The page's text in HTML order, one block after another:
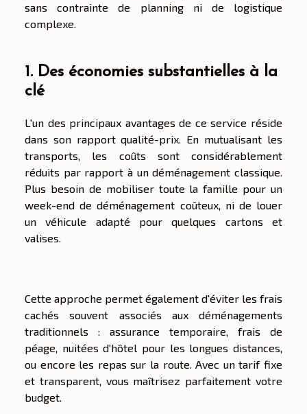
sans contrainte de planning ni de logistique
complexe.
1. Des économies substantielles à la
clé
L'un des principaux avantages de ce service réside
dans son rapport qualité-prix. En mutualisant les
transports, les coûts sont considérablement
réduits par rapport à un déménagement classique.
Plus besoin de mobiliser toute la famille pour un
week-end de déménagement coûteux, ni de louer
un véhicule adapté pour quelques cartons et
valises.
Cette approche permet également d'éviter les frais
cachés souvent associés aux déménagements
traditionnels : assurance temporaire, frais de
péage, nuitées d'hôtel pour les longues distances,
ou encore les repas sur la route. Avec un tarif fixe
et transparent, vous maîtrisez parfaitement votre
budget.